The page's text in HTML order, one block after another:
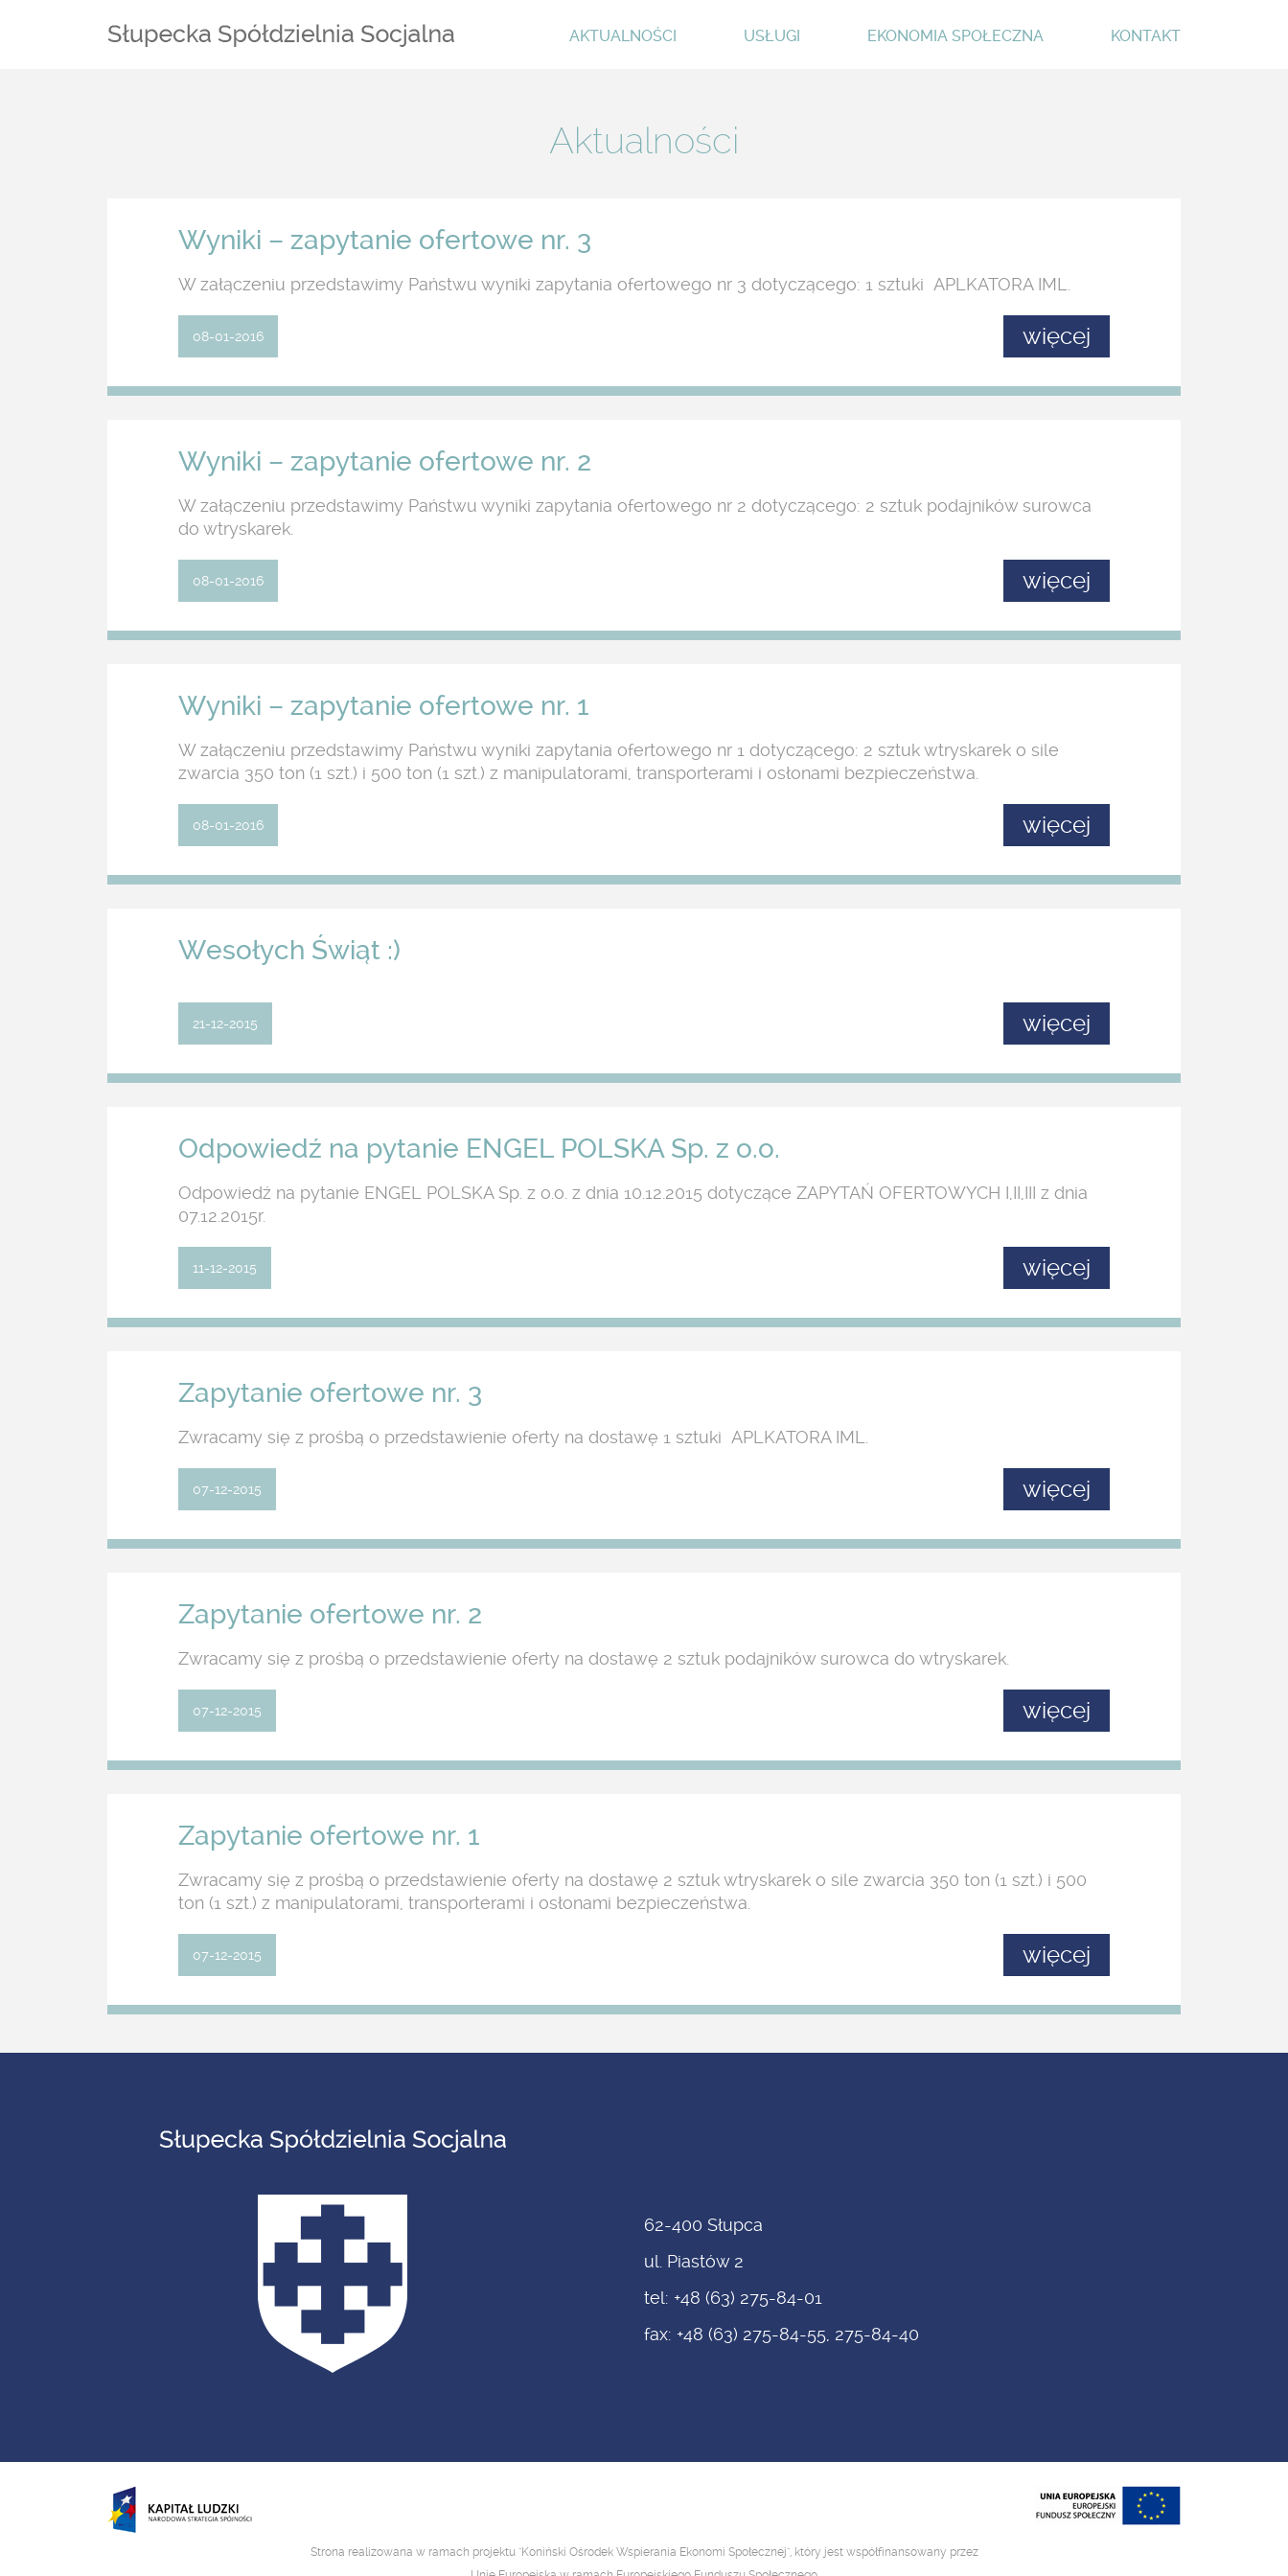
AKTUALNOŚCI USŁUGI EKONOMIA SPOŁECZNA KONTAKT
Aktualności
Wyniki – zapytanie ofertowe nr. 3
W załączeniu przedstawimy Państwu wyniki zapytania ofertowego nr 3 dotyczącego: 1 sztuki APLKATORA IML.
08-01-2016 więcej
Wyniki – zapytanie ofertowe nr. 2
W załączeniu przedstawimy Państwu wyniki zapytania ofertowego nr 2 dotyczącego: 2 sztuk podajników surowca
do wtryskarek.
08-01-2016 więcej
Wyniki – zapytanie ofertowe nr. 1
W załączeniu przedstawimy Państwu wyniki zapytania ofertowego nr 1 dotyczącego: 2 sztuk wtryskarek o sile
zwarcia 350 ton (1 szt.) i 500 ton (1 szt.) z manipulatorami, transporterami i osłonami bezpieczeństwa.
08-01-2016 więcej
Wesołych Świąt :)
21-12-2015 więcej
Odpowiedź na pytanie ENGEL POLSKA Sp. z o.o.
Odpowiedź na pytanie ENGEL POLSKA Sp. z o.o. z dnia 10.12.2015 dotyczące ZAPYTAŃ OFERTOWYCH I,II,III z dnia
07.12.2015r.
11-12-2015 więcej
Zapytanie ofertowe nr. 3
Zwracamy się z prośbą o przedstawienie oferty na dostawę 1 sztuki APLKATORA IML.
07-12-2015 więcej
Zapytanie ofertowe nr. 2
Zwracamy się z prośbą o przedstawienie oferty na dostawę 2 sztuk podajników surowca do wtryskarek.
07-12-2015 więcej
Zapytanie ofertowe nr. 1
Zwracamy się z prośbą o przedstawienie oferty na dostawę 2 sztuk wtryskarek o sile zwarcia 350 ton (1 szt.) i 500
ton (1 szt.) z manipulatorami, transporterami i osłonami bezpieczeństwa.
07-12-2015 więcej
62-400 Słupca
ul. Piastów 2
tel: +48 (63) 275-84-01
fax: +48 (63) 275-84-55, 275-84-40
Strona realizowana w ramach projektu "Koniński Ośrodek Wspierania Ekonomi Społecznej", który jest współfinansowany przez